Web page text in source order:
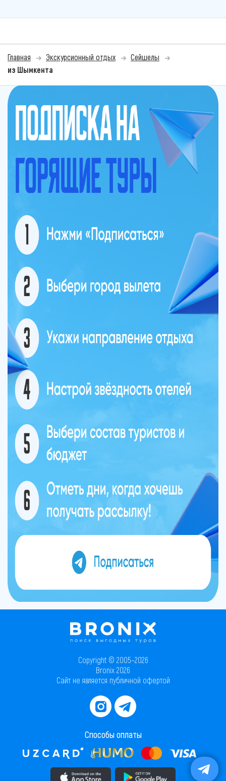
Главная Экскурсионный отдых
Сейшелы
из Шымкента
Copyright © 2005–2026
Bronix 2026
Сайт не является публичной офертой
Способы оплаты
Скачать приложение в AppStore Скачать приложение в PlayMarket